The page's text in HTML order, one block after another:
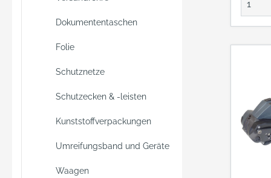
Dokumententaschen
Folie
Schutznetze
Schutzecken & -leisten
Kunststoffverpackungen
Umreifungsband und Geräte
Waagen